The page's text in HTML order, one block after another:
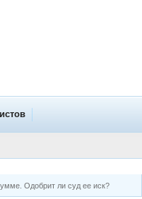
Одобрит ли суд ее иск?